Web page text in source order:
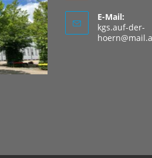
E-Mail:
kgs.auf-der-